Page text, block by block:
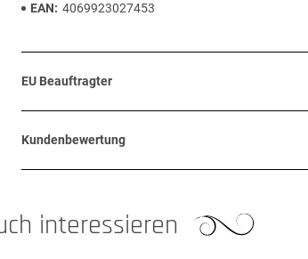
EAN
4069923027453
EU Beauftragter
Kundenbewertung
interessieren